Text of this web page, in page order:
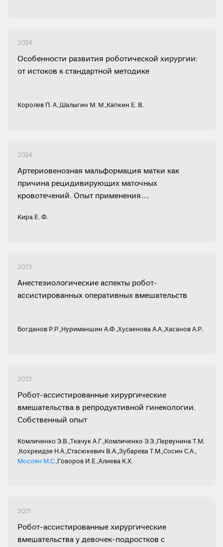
2024
Особенности развития роботической хирургии:
от истоков к стандартной методике
Королев П. А.,Шалыгин М. М.,Капкин Е. В.
2024
Артериовенозная мальформация матки как
причина рецидивирующих маточных
кровотечений. Опыт применения
DaVinci в лечении редкой аномалии
Кира Е. Ф.
2023
Анестезиологические аспекты робот-
ассистированных оперативных вмешательств
Богданов Р.Р.,Нуриманшин А.Ф.,Хусаенова А.А.,Хасанов А.Р.
2022
Робот-ассистированные хирургические
вмешательства в репродуктивной гинекологии.
Собственный опыт
Комличенко Э.В.,Ткачук А.Г.,Комличенко Э.Э.,Первунина Т.М.
,Кохреидзе Н.А.,Стасюкевич В.А.,Зубарева Т.М.,Сосин С.А.,
Мосоян М.С.,Говоров И.Е.,Алиева К.Х.
2021
Робот-ассистированные хирургические
вмешательства у девочек-подростков с